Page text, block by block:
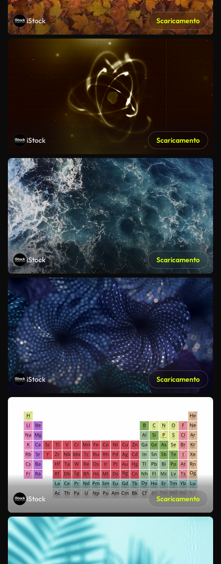
iStock Scaricamento
iStock Scaricamento
iStock Scaricamento
iStock Scaricamento
iStock Scaricamento